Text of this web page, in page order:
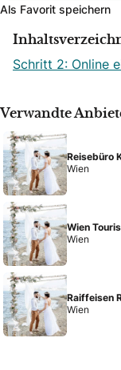
Als Favorit speichern
Schritt 2: Online
Verwandte
Reisebüro
Wien
Wien
Wien
Raiffeisen
Wien